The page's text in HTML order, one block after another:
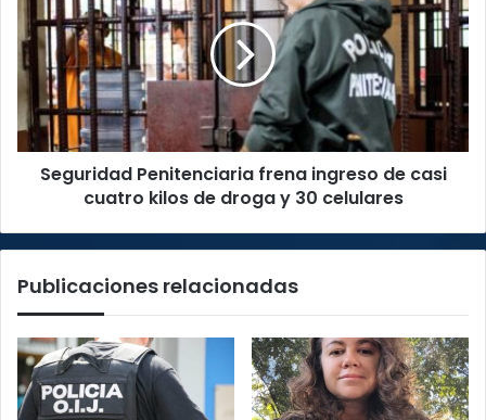
frena
ingreso
de
casi
cuatro
kilos
de
drogaSeguridad Penitenciaria frena ingreso de casi
cuatro kilos de droga y 30 celulares
Publicaciones relacionadas